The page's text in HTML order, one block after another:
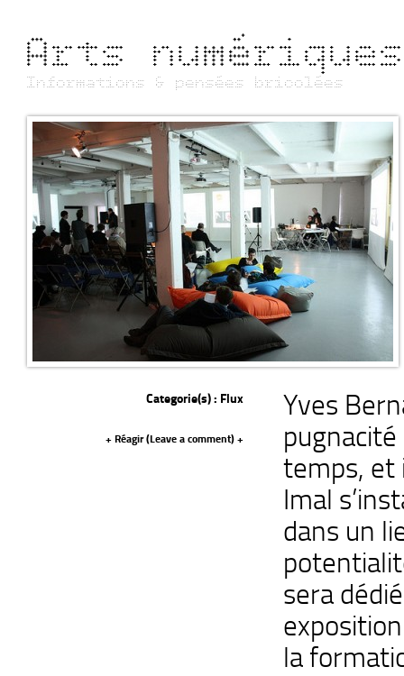
Arts
Informations & pensées bricolées
Categorie(s) : Flux
+ Réagir (Leave a comment) +
Yves
temps, et
Imal
dans un
sera
la